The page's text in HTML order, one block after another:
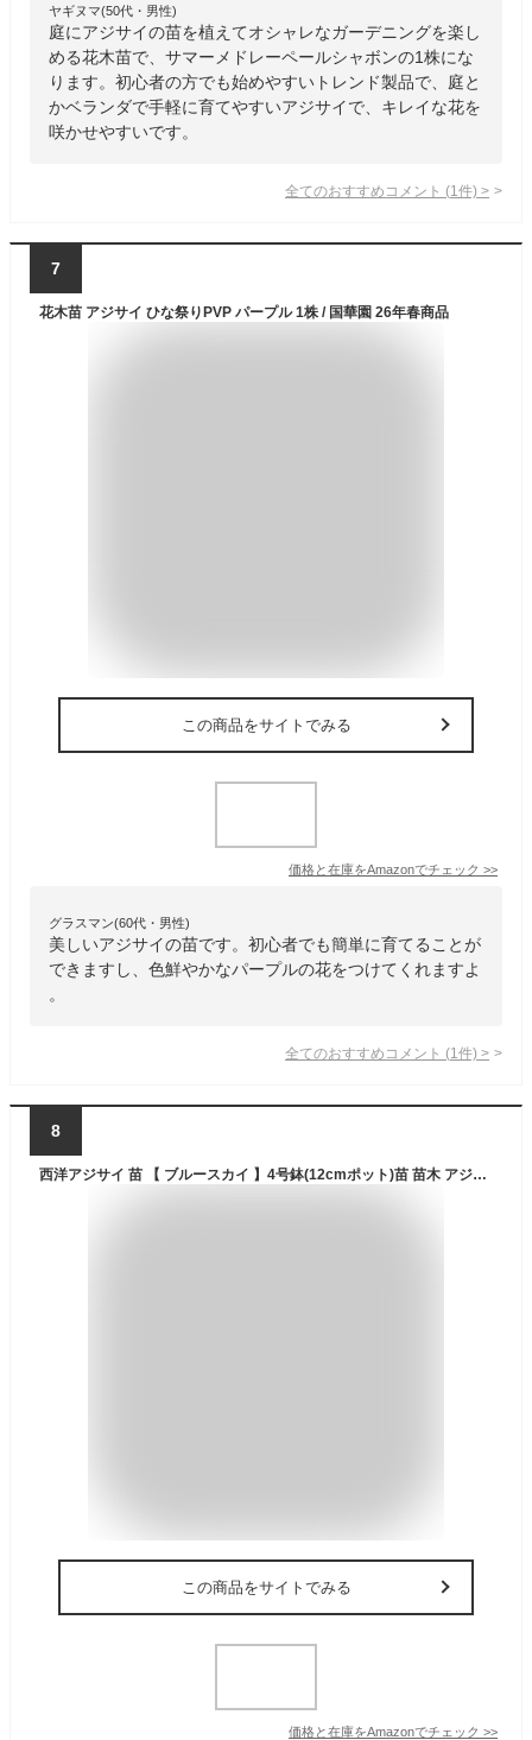
ヤギヌマ(50代・男性)
庭にアジサイの苗を植えてオシャレなガーデニングを楽し
める花木苗で、サマーメドレーペールシャボンの1株にな
ります。初心者の方でも始めやすいトレンド製品で、庭と
かベランダで手軽に育てやすいアジサイで、キレイな花を
咲かせやすいです。
全てのおすすめコメント (1 件) >
7
花木苗 アジサイ ひな祭りPVP パープル 1株 / 国華園 26年春商品
この商品をサイトでみる
価格と在庫をAmazonでチェック >>
グラスマン(60代・男性)
美しいアジサイの苗です。初心者でも簡単に育てることが
できますし、色鮮やかなパープルの花をつけてくれますよ
。
全てのおすすめコメント (1 件) >
8
西洋アジサイ 苗 【 ブルースカイ 】4号鉢(12cmポット)苗 苗木 アジサイ ハイドランジア 紫陽花 庭木 植木 花木 落葉 庭木 生垣 庭木 鉢物 シンボルツリー 記念樹 プレゼント ギフト
この商品をサイトでみる
価格と在庫をAmazonでチェック >>